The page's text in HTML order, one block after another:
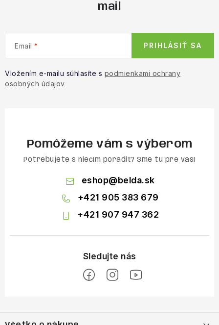
mail
Email
Vložením e-mailu súhlasíte s podmienkami ochrany
osobných údajov
PRIHLÁSIŤ SA
Pomôžeme vám s výberom
Potrebujete s niečím poradiť? Sme tu pre vás!
eshop@belda.sk
+421 905 383 679
+421 907 947 362